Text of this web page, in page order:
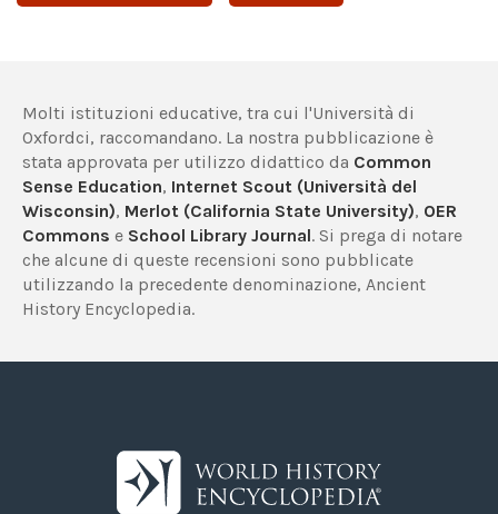
Molti istituzioni educative, tra cui l'Università di
Oxfordci, raccomandano. La nostra pubblicazione è
stata approvata per utilizzo didattico da Common
Sense Education, Internet Scout (Università del
Wisconsin), Merlot (California State University), OER
Commons e School Library Journal. Si prega di notare
che alcune di queste recensioni sono pubblicate
utilizzando la precedente denominazione, Ancient
History Encyclopedia.